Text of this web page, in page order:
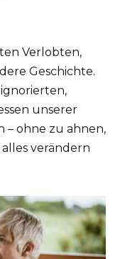
Verlobten,
Geschichte.
unserer
– ohne zu ahnen,
verändern